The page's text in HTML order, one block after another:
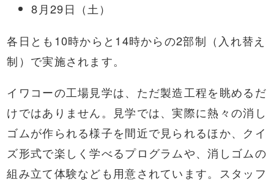
8月29日（土）
各日とも10時からと14時からの2部制（入れ替え
制）で実施されます。
イワコーの工場見学は、ただ製造工程を眺めるだ
けではありません。見学では、実際に熱々の消し
ゴムが作られる様子を間近で見られるほか、クイ
ズ形式で楽しく学べるプログラムや、消しゴムの
組み立て体験なども用意されています。スタッフ